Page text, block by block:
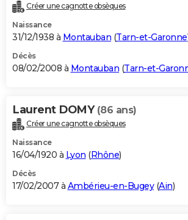
Créer une cagnotte obsèques
Naissance
31/12/1938 à Montauban (Tarn-et-Garonne
Décès
08/02/2008 à Montauban (Tarn-et-
Laurent DOMY (86 ans)
Créer une cagnotte obsèques
Naissance
16/04/1920 à Lyon (Rhône)
Décès
17/02/2007 à Ambérieu-en-Bugey(Ain)